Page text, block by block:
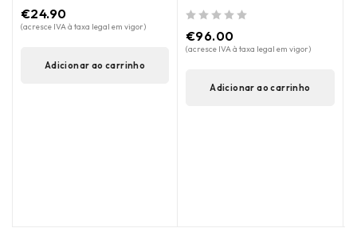
€24.90
(acresce IVA à taxa legal em vigor)
Adicionar ao carrinho
€96.00
(acresce IVA à taxa legal em vigor)
Adicionar ao carrinho